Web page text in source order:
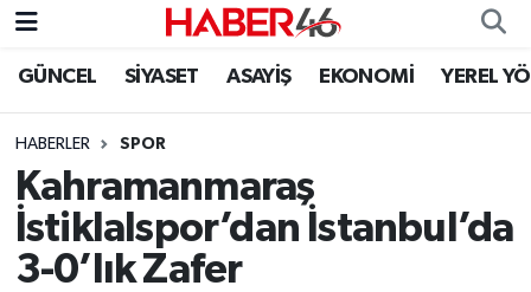
GÜNCEL SİYASET ASAYİŞ EKONOMİ YEREL
HABERLER SPOR
Kahramanmaraş
İstiklalspor’dan İstanbul’da
3-0’lık Zafer
GÜNCEL
SİYASET
EKONOMİ
SPOR
Nöbetçi Eczaneler
Hava Durumu
Kahramanmaraş Namaz Vakitleri
Trafik Durumu